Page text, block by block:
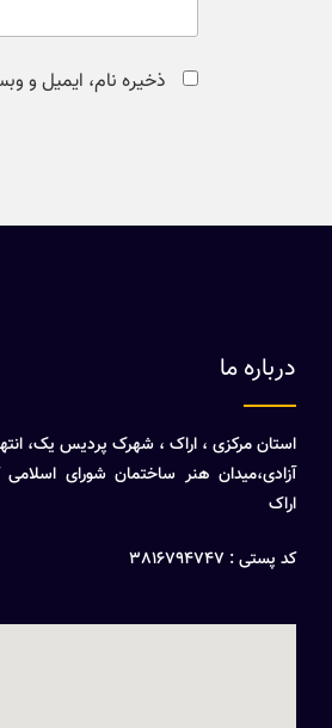
ذخیره نام، ایمیل و
درباره ما
استان مرکزی ، اراک ، شهرک پردیس یک،
آزادی،میدان هنر ساختمان شورای اسلامی
اراک
کد پستی : 3816794747